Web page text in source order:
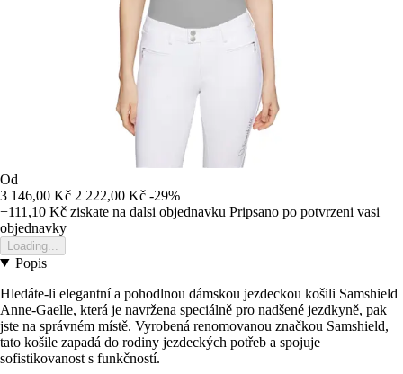
Od
3 146,00 Kč 2 222,00 Kč -29%
+111,10 Kč ziskate na dalsi objednavku Pripsano po potvrzeni vasi
objednavky
Loading...
Popis
Hledáte-li elegantní a pohodlnou dámskou jezdeckou košili Samshield
Anne-Gaelle, která je navržena speciálně pro nadšené jezdkyně, pak
jste na správném místě. Vyrobená renomovanou značkou Samshield,
tato košile zapadá do rodiny jezdeckých potřeb a spojuje
sofistikovanost s funkčností.